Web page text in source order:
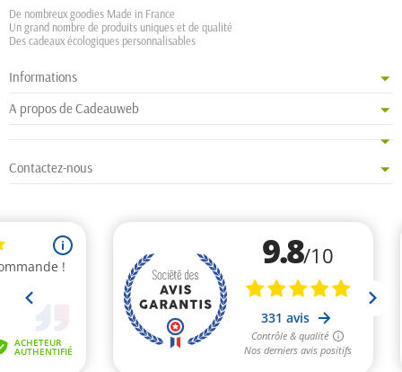
De nombreux goodies Made in France
Un grand nombre de produits uniques et de qualité
Des cadeaux écologiques personnalisables
Informations
A propos de Cadeauweb
Contactez-nous